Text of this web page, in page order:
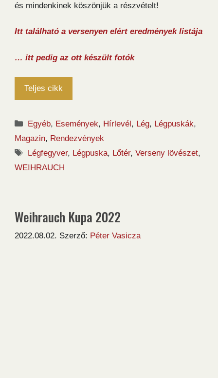
és mindenkinek köszönjük a részvételt!
Itt található a versenyen elért eredmények listája
… itt pedig az ott készült fotók
Teljes cikk
Kategória
Egyéb, Események, Hírlevél , Lég, Légpuskák,
Magazin, Rendezvények
Címkék
Légfegyver, Légpuska, Lőtér,Verseny lövészet,
WEIHRAUCH
Weihrauch Kupa 2022
2022.08.02. Szerző: Péter Vasicza